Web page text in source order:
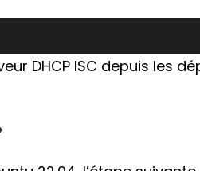
DHCP ISC depuis les